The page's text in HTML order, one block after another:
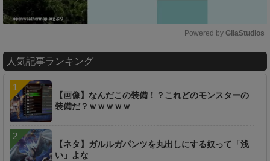
u
e
Powered by GliaStudios
人気記事ランキング
【画像】なんだこの装備！？これどのモンスターの
装備だ？ｗｗｗｗｗ
【ネタ】ガルルガパンツを丸出しにする奴って「浅
い」よな